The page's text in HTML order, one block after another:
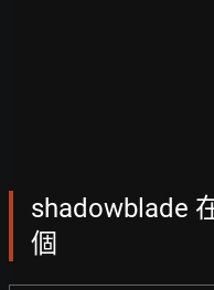
shadowblade
個